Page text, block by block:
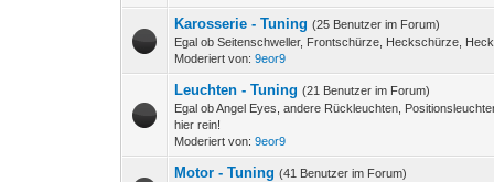
Karosserie - Tuning (25 Benutzer im Forum)
Egal ob Seitenschweller, Frontschürze, Heckschürze,
Moderiert von:9eor9
Leuchten - Tuning (21 Benutzer im Forum)
Egal ob Angel Eyes, andere Rückleuchten,
hier rein!
Moderiert von:9eor9
Motor - Tuning (41 Benutzer im Forum)